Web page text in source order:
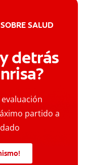
SALUD
detrás
partido a